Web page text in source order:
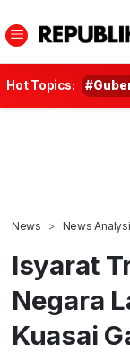
Hot Topics:
News News
Isyarat
Negara
Kuasai